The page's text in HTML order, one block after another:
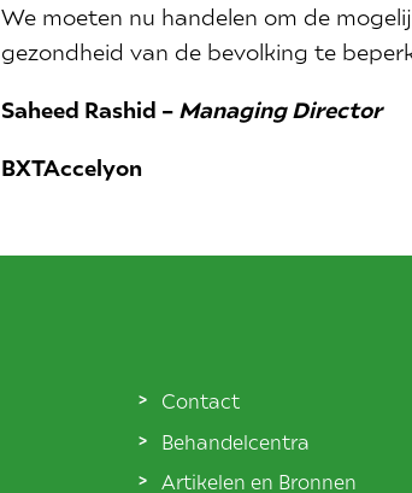
We moeten nu handelen om de
gezondheid van de bevolking te
Saheed Rashid – Managing Director
BXTAccelyon
Contact
Behandelcentra
Artikelen en Bronnen